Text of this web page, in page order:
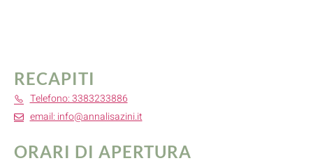
RECAPITI
Telefono: 3383233886
email: info@annalisazini.it
ORARI DI APERTURA